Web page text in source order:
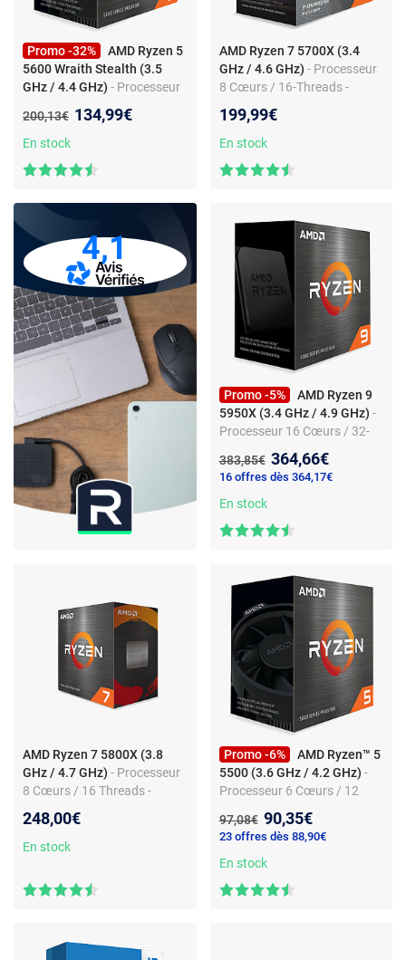
Promo -32%
AMD Ryzen 5
5600 Wraith Stealth (3.5
GHz / 4.4 GHz) - Processeur
Socket AM4 - Game Cache
35 Mo - 7 nm - TDP 65W avec
(version boîte - garantie
Ancien prix :
200,13€ Nouveau prix :
134,99€
En stock
AMD Ryzen 7 5700X (3.4
GHz / 4.6 GHz) - Processeur
8 Cœurs / 16-Threads -
Mo - 7 nm - TDP 65W (version
boîte sans ventilateur -
199,99€
En stock
4,1
Promo -5%
AMD Ryzen 9
5950X (3.4 GHz / 4.9 GHz) -
Processeur 16 Cœurs / 32-
Game Cache 72 Mo - 7 nm -
TDP 105W (version boîte
sans ventilateur - garantie
constructeur 3 ans)
Ancien prix :
383,85€ Nouveau prix :
364,66€
16 offres dès 364,17€
En stock
AMD Ryzen 7 5800X (3.8
GHz / 4.7 GHz) - Processeur
8 Cœurs / 16 Threads -
36 Mo - 7 nm - TDP 105W
(version boîte sans
constructeur 3 ans)
248,00€
En stock
Promo -6%
AMD Ryzen™ 5
5500 (3.6 GHz / 4.2 GHz) -
Processeur 6 Cœurs / 12
Cache 19 Mo - 7 nm - TDP
65W avec système de
refroidissement (version
boîte)
Ancien prix :
97,08€ Nouveau prix :
90,35€
23 offres dès 88,90€
En stock